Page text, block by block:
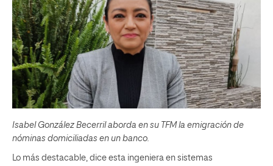
Isabel González Becerril aborda en su TFM la emigración de
nóminas domiciliadas en un banco.
Lo más destacable, dice esta ingeniera en sistemas